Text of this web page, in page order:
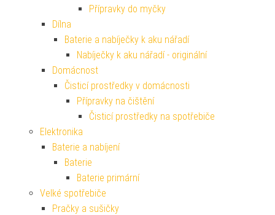
Přípravky do myčky
Dílna
Baterie a nabíječky k aku nářadí
Nabíječky k aku nářadí - originální
Domácnost
Čisticí prostředky v domácnosti
Přípravky na čištění
Čisticí prostředky na spotřebiče
Elektronika
Baterie a nabíjení
Baterie
Baterie primární
Velké spotřebiče
Pračky a sušičky